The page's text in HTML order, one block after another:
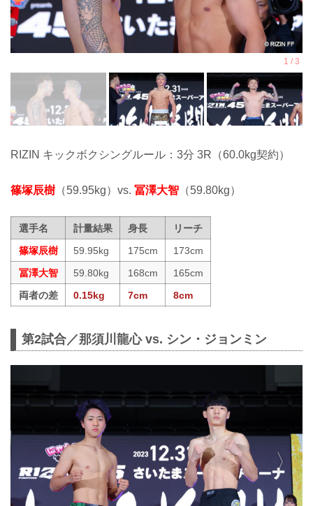
RIZIN キックボクシングルール：3分 3R（60.0kg契約）
篠塚辰樹 （59.95kg）vs. 冨澤大智 （59.80kg）
選手名 計量結果 身長
リーチ
篠塚辰樹
59.95kg 175cm
173cm
冨澤大智
59.80kg 168cm
165cm
両者の差
0.15kg 7cm 8cm
第2試合／那須川龍心 vs. シン・ジョンミン